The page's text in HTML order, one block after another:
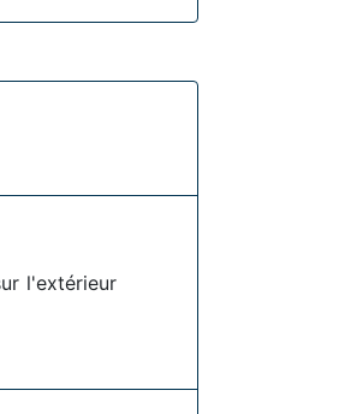
l'extérieur